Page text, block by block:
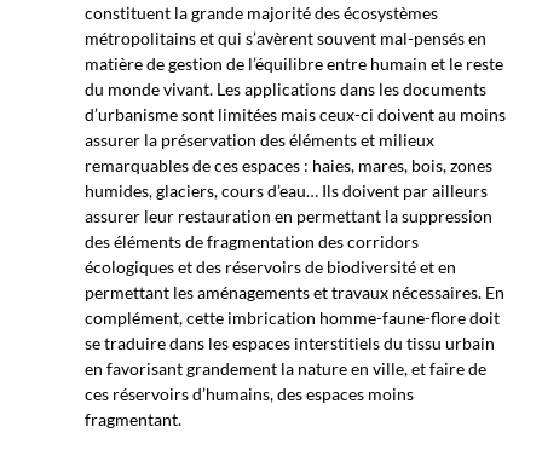
constituent la grande majorité des écosystèmes
métropolitains et qui s’avèrent souvent mal-pensés en
matière de gestion de l’équilibre entre humain et le reste
du monde vivant. Les applications dans les documents
d’urbanisme sont limitées mais ceux-ci doivent au moins
assurer la préservation des éléments et milieux
remarquables de ces espaces : haies, mares, bois, zones
humides, glaciers, cours d’eau… Ils doivent par ailleurs
assurer leur restauration en permettant la suppression
des éléments de fragmentation des corridors
écologiques et des réservoirs de biodiversité et en
permettant les aménagements et travaux nécessaires. En
complément, cette imbrication homme-faune-flore doit
se traduire dans les espaces interstitiels du tissu urbain
en favorisant grandement la nature en ville, et faire de
ces réservoirs d’humains, des espaces moins
fragmentant.